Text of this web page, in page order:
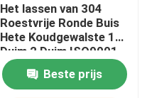
Het lassen van 304
Roestvrije Ronde Buis
Hete Koudgewalste 1
Duim 2 Duim ISO9001
JIS
Beste prijs